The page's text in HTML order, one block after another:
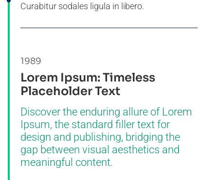
Curabitur sodales ligula in libero.
1989
Lorem Ipsum: Timeless
Placeholder Text
Discover the enduring allure of Lorem
Ipsum, the standard filler text for
design and publishing, bridging the
gap between visual aesthetics and
meaningful content.